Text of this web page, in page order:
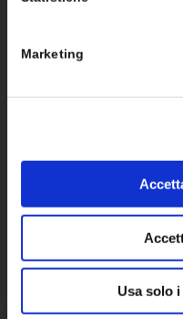
Marketing
Usa solo
Sistemi ad Isola Stand
Energy Sharing